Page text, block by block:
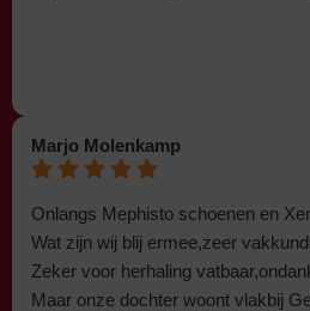
Marjo Molenkamp
Onlangs Mephisto schoenen en
Wat zijn wij blij ermee,zeer
Zeker voor herhaling
Maar onze dochter woont vlakbij